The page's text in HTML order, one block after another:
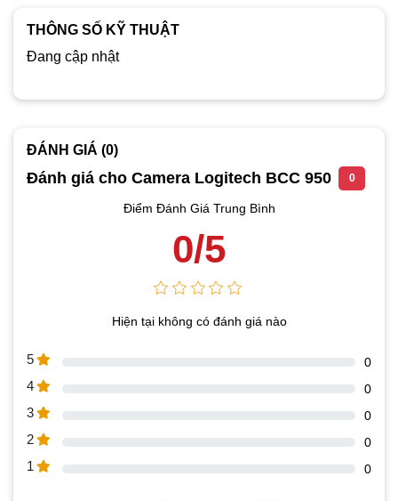
THÔNG SỐ KỸ THUẬT
Đang cập nhật
ĐÁNH GIÁ (0)
Đánh giá cho Camera Logitech BCC 950 0
Điểm Đánh Giá Trung Bình
0/5
Hiện tại không có đánh giá nào
5 0
4 0
3 0
2 0
1 0